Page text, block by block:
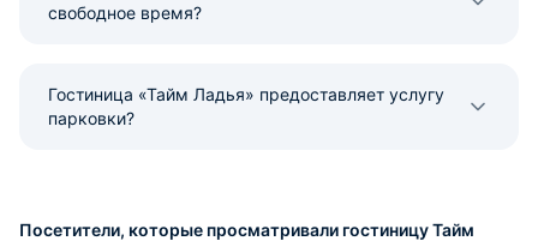
свободное время?
Гостиница «Тайм Ладья» предоставляет услугу
парковки?
Посетители, которые просматривали гостиницу Тайм